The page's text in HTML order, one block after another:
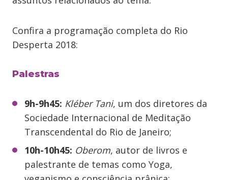
Confira a programação completa do Rio
Desperta 2018:
Palestras
9h-9h45: Kléber Tani, um dos diretores da
Sociedade Internacional de Meditação
Transcendental do Rio de Janeiro;
10h-10h45: Oberom, autor de livros e
palestrante de temas como Yoga,